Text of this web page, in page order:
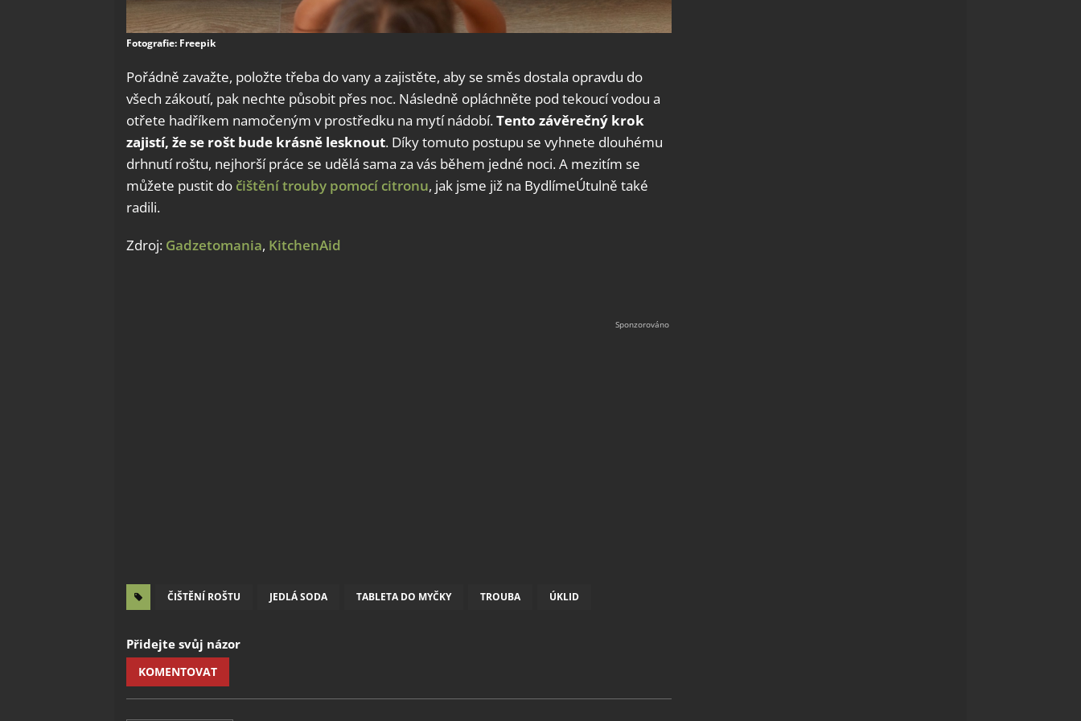
Fotografie: Freepik
Pořádně zavažte, položte třeba do vany a zajistěte, aby se směs dostala opravdu do
všech zákoutí, pak nechte působit přes noc. Následně opláchněte pod tekoucí vodou a
otřete hadříkem namočeným v prostředku na mytí nádobí.Tento závěrečný krok
zajistí, že se rošt bude krásně lesknout. Díky tomuto postupu se vyhnete dlouhému
drhnutí roštu, nejhorší práce se udělá sama za vás během jedné noci. A mezitím se
můžete pustit do čištění trouby pomocí citronu, jak jsme již na BydlímeÚtulně také
radili.
Zdroj: Gadzetomania, KitchenAid
ČIŠTĚNÍ ROŠTU JEDLÁ SODA TABLETA DO MYČKY TROUBA ÚKLID
Přidejte svůj názor
KOMENTOVAT